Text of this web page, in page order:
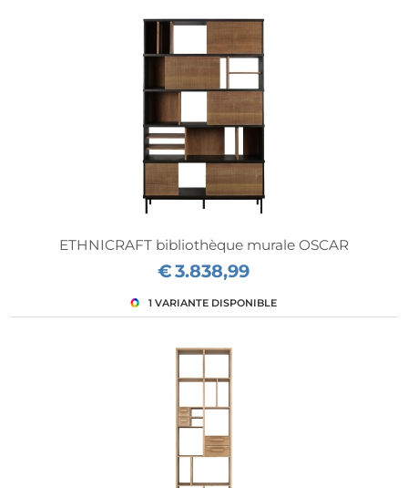
ETHNICRAFT bibliothèque murale OSCAR
€3.838,99